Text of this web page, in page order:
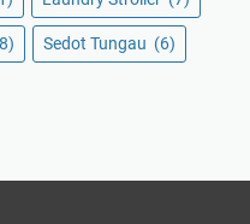
Sedot Tungau (6)